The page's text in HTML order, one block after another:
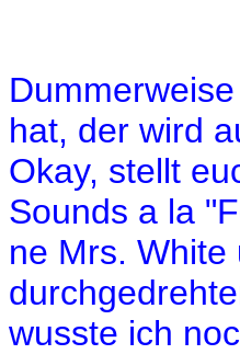
hat, der wird
Okay, stellt
Sounds a la
ne Mrs.
wusste ich